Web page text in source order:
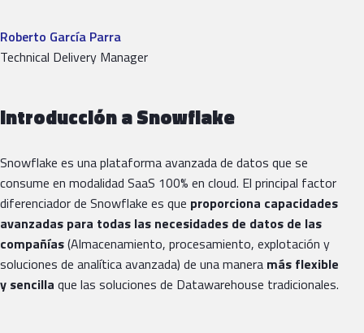
Roberto García Parra
Technical Delivery Manager
Introducción a Snowflake
Snowflake es una plataforma avanzada de datos que se
consume en modalidad SaaS 100% en cloud. El principal factor
diferenciador de Snowflake es que proporciona capacidades
avanzadas para todas las necesidades de datos de las
compañías(Almacenamiento, procesamiento, explotación y
soluciones de analítica avanzada) de una manera más flexible
y sencilla que las soluciones de Datawarehouse tradicionales.